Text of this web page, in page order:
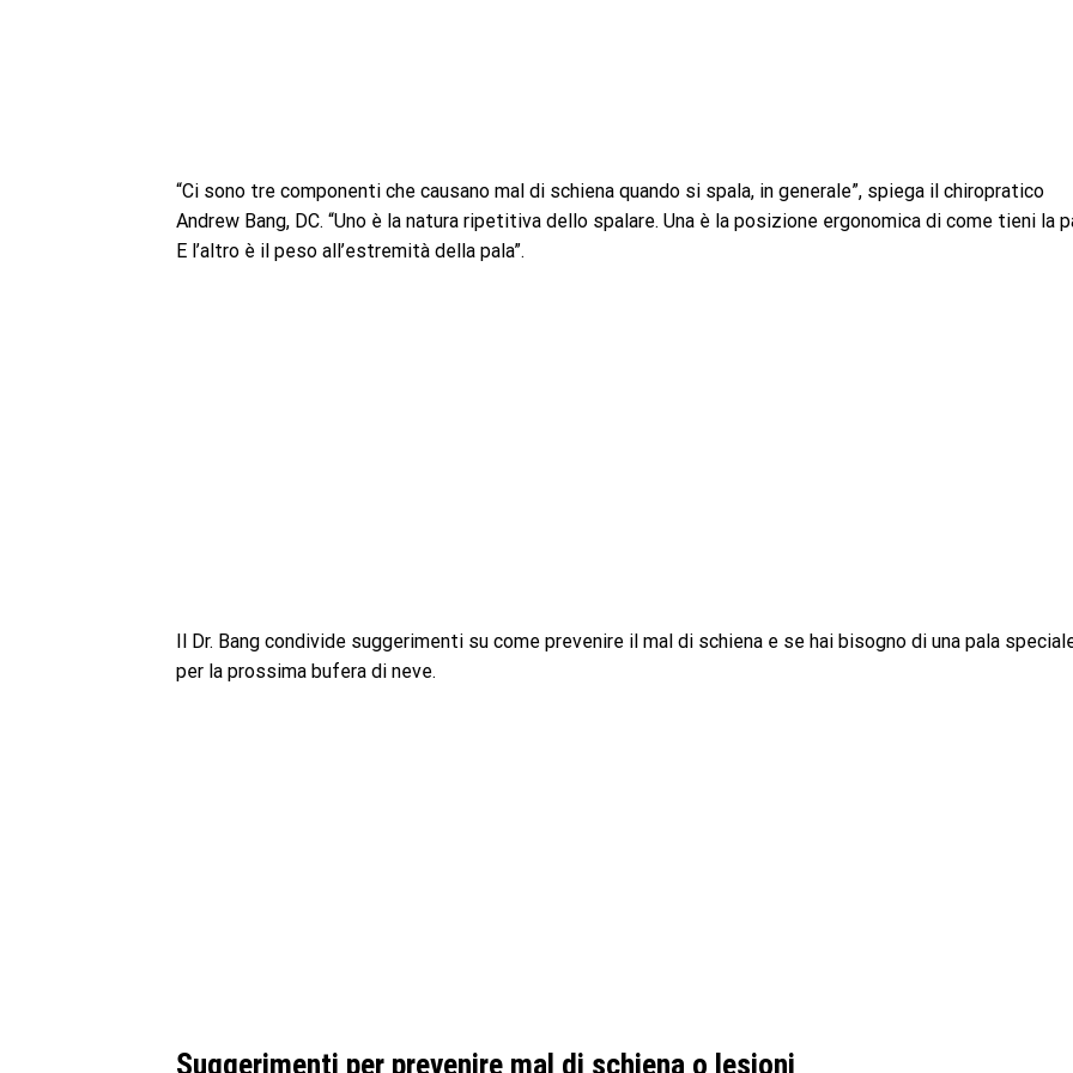
“Ci sono tre componenti che causano mal di schiena quando si spala, in generale”, spiega il chiropratico
Andrew Bang, DC. “Uno è la natura ripetitiva dello spalare. Una è la posizione ergonomica di come tieni la
E l’altro è il peso all’estremità della pala”.
Il Dr. Bang condivide suggerimenti su come prevenire il mal di schiena e se hai bisogno di una pala
per la prossima bufera di neve.
Suggerimenti per prevenire mal di schiena o lesioni